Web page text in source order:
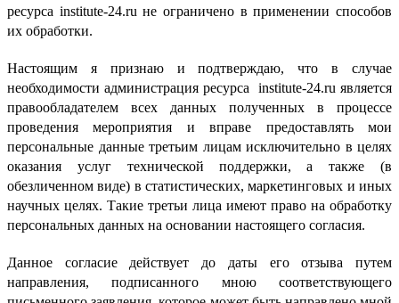
ресурса institute-24.ru не ограничено в применении способов
их обработки.
Настоящим я признаю и подтверждаю, что в случае
необходимости администрация ресурса institute-24.ru является
правообладателем всех данных полученных в процессе
проведения мероприятия и вправе предоставлять мои
персональные данные третьим лицам исключительно в целях
оказания услуг технической поддержки, а также (в
обезличенном виде) в статистических, маркетинговых и иных
научных целях. Такие третьи лица имеют право на обработку
персональных данных на основании настоящего согласия.
Данное согласие действует до даты его отзыва путем
направления, подписанного мною соответствующего